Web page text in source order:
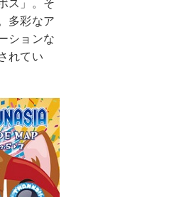
ス」。そ
多彩なア
ションな
れてい